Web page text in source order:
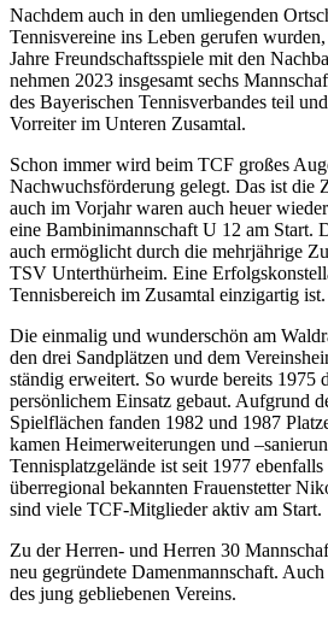
Nachdem auch in den umliegenden
Tennisvereine ins Leben gerufen
Jahre Freundschaftsspiele mit den
nehmen 2023 insgesamt sechs
des Bayerischen Tennisverbandes teil
Vorreiter im Unteren Zusamtal.
Schon immer wird beim TCF großes
Nachwuchsförderung gelegt. Das ist die
auch im Vorjahr waren auch heuer
eine Bambinimannschaft U 12 am Start.
auch ermöglicht durch die mehrjährige
TSV Unterthürheim. Eine
Tennisbereich im Zusamtal einzigartig ist.
Die einmalig und wunderschön am
den drei Sandplätzen und dem
ständig erweitert. So wurde bereits 1975
persönlichem Einsatz gebaut. Aufgrund
Spielflächen fanden 1982 und 1987
kamen Heimerweiterungen und
Tennisplatzgelände ist seit 1977
überregional bekannten Frauenstetter
sind viele TCF-Mitglieder aktiv am Start.
Zu der Herren- und Herren 30
neu gegründete Damenmannschaft.
des jung gebliebenen Vereins.